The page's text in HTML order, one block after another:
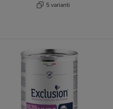
5 varianti